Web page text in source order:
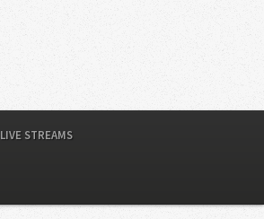
LIVE STREAMS